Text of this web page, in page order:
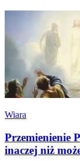
Wiara
Przemienienie
inaczej niż